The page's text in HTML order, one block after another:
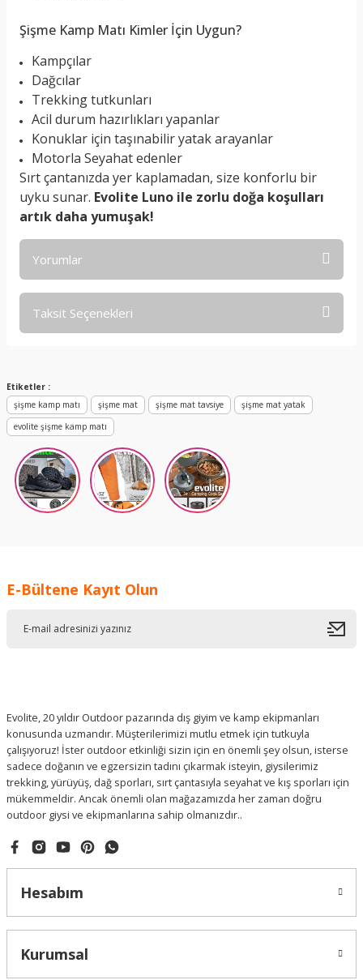
Şişme Kamp Matı Kimler İçin Uygun?
Kampçılar
Dağcılar
Trekking tutkunları
Acil durum hazırlıkları yapanlar
Konuklar için taşınabilir yatak arayanlar
Motorla Seyahat edenler
Sırt çantanızda yer kaplamadan, size konforlu bir
uyku sunar. Evolite Luno ile zorlu doğa koşulları
artık daha yumuşak!
Yorumlar
Taksit Seçenekleri
Etiketler :
şişme kamp matı
şişme mat şişme mat tavsiye
şişme mat yatak
evolite şişme kamp matı
E-Bültene Kayıt Olun
Evolite, 20 yıldır Outdoor pazarında dış giyim ve kamp ekipmanları
konusunda uzmandır. Müşterilerimizi mutlu etmek için tutkuyla
çalışıyoruz! İster outdoor etkinliği sizin için en önemli şey olsun, isterse
sadece doğanın ve egzersizin tadını çıkarmak isteyin, giysilerimiz
trekking, yürüyüş, dağ sporları, sırt çantasıyla seyahat ve kış sporları için
mükemmeldir. Ancak önemli olan mağazamızda her zaman doğru
outdoor giysi ve ekipmanlarına sahip olmanızdır..
Hesabım
Kurumsal